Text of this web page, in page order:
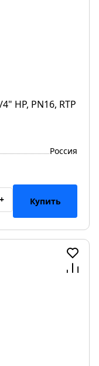
НР, PN16, RTP
Россия
+ Купить